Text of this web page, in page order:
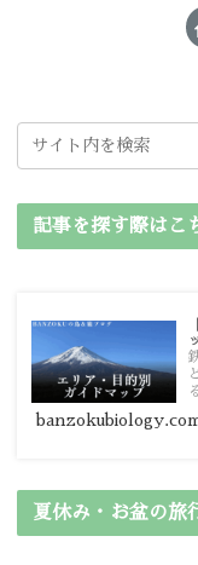
記事を探す際はこ
夏休み・お盆の旅